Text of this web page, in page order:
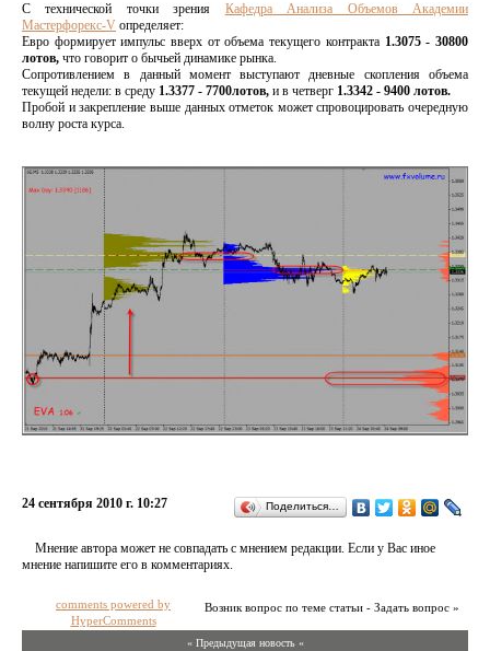
С технической точки зрения Кафедра Анализа Объемов Академии
Мастерфорекс-V определяет:
Евро формирует импульс вверх от объема текущего контракта 1.3075 - 30800
лотов, что говорит о бычьей динамике рынка.
Сопротивлением в данный момент выступают дневные скопления объема
текущей недели: в среду 1.3377 - 7700лотов, и в четверг 1.3342 - 9400 лотов.
Пробой и закрепление выше данных отметок может спровоцировать очередную
волну роста курса.
24 сентября 2010 г. 10:27 Поделиться…
Мнение автора может не совпадать с мнением редакции. Если у Вас иное
мнение напишите его в комментариях.
Возник вопрос по теме статьи - Задать вопрос »
comments powered by
HyperComments
« Предыдущая новость «